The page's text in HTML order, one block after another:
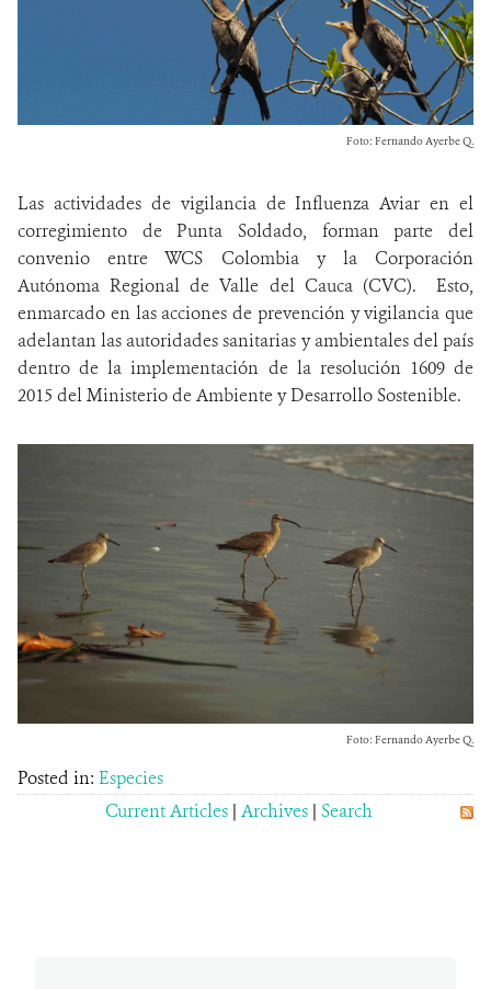
Foto: Fernando Ayerbe Q.
Las actividades de vigilancia de Influenza Aviar en el
corregimiento de Punta Soldado, forman parte del
convenio entre WCS Colombia y la Corporación
Autónoma Regional de Valle del Cauca (CVC). Esto,
enmarcado en las acciones de prevención y vigilancia que
adelantan las autoridades sanitarias y ambientales del país
dentro de la implementación de la resolución 1609 de
2015 del Ministerio de Ambiente y Desarrollo Sostenible.
Foto: Fernando Ayerbe Q.
Posted in: Especies
Current Articles | Archives | Search